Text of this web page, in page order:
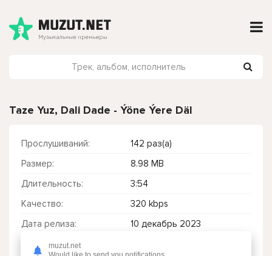
Taze Yuz, Dali Dade - Ýöne Ýere Däl
Прослушиваний:
142 раз(а)
Размер:
8.98 MB
Длительность:
3:54
Качество:
320 kbps
Дата релиза:
10 декабрь 2023
muzut.net